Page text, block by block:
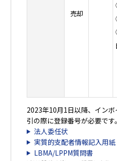
売却
2023年10月1日以降、イン
引の際に登録番号が必要です。
法人委任状
実質的支配者情報記入用紙
LBMA/LPPM質問書